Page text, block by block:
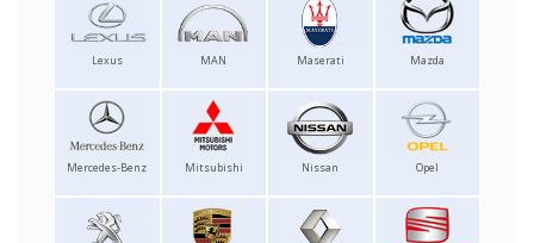
Lexus MAN Maserati Mazda
Mercedes-Benz Mitsubishi Nissan Opel